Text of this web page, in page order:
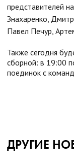
представителей
Знахаренко,
Павел Печур,
Также сегодня
сборной: в 19:00
поединок с
ДРУГИЕ